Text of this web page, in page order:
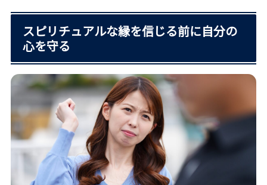
スピリチュアルな縁を信じる前に自分の
心を守る